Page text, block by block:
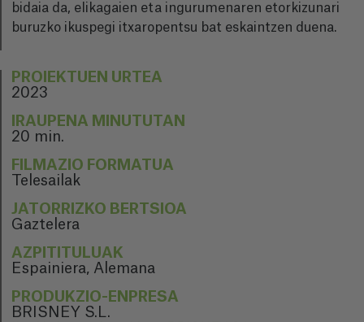
bidaia da, elikagaien eta ingurumenaren etorkizunari
buruzko ikuspegi itxaropentsu bat eskaintzen duena.
PROIEKTUEN URTEA
2023
IRAUPENA MINUTUTAN
20 min.
FILMAZIO FORMATUA
Telesailak
JATORRIZKO BERTSIOA
Gaztelera
AZPITITULUAK
Espainiera, Alemana
PRODUKZIO-ENPRESA
BRISNEY S.L.